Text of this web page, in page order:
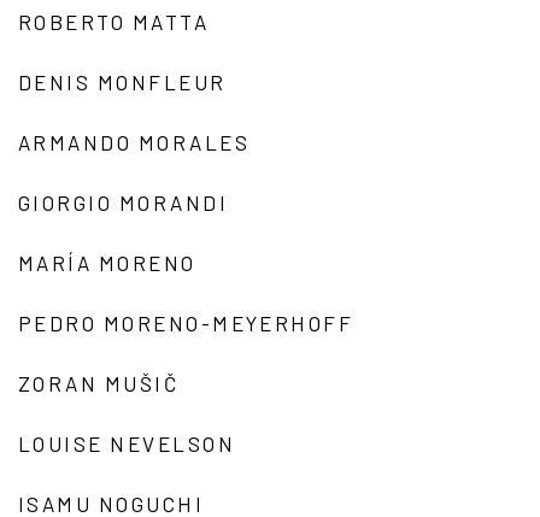
ROBERTO MATTA
DENIS MONFLEUR
ARMANDO MORALES
GIORGIO MORANDI
MARÍA MORENO
PEDRO MORENO-MEYERHOFF
ZORAN MUŠIČ
LOUISE NEVELSON
ISAMU NOGUCHI